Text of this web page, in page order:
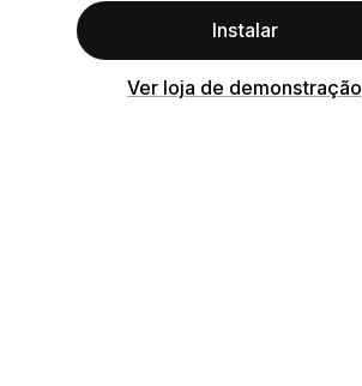
Instalar
Ver loja de demonstração